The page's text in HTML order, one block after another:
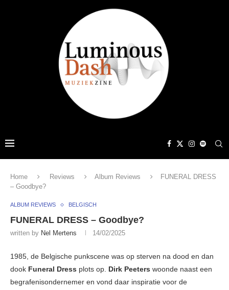
Home Reviews Album Reviews
FUNERAL DRESS
– Goodbye?
ALBUM REVIEWS BELGISCH
FUNERAL DRESS – Goodbye?
written by Nel Mertens 14/02/2025
1985, de Belgische punkscene was op sterven na dood en dan
dook Funeral Dress plots op. Dirk Peeters woonde naast een
begrafenisondernemer en vond daar inspiratie voor de